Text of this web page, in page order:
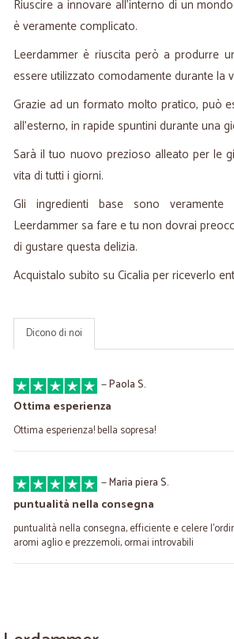
Riuscire a innovare all'interno di un
è veramente complicato.
Leerdammer è riuscita però a produrre
essere utilizzato comodamente durante la
Grazie ad un formato molto pratico, può
all'esterno, in rapide spuntini durante una
Sarà il tuo nuovo prezioso alleato per le
vita di tutti i giorni.
Gli ingredienti base sono
Leerdammer sa fare e tu non dovrai
di gustare questa delizia.
Acquistalo subito su Cicalia per riceverlo
Dicono di noi
—Paola S.
Ottima esperienza
Ottima esperienza! bella sopresa!
—Maria piera S.
puntualità nella consegna
puntualità nella consegna, efficiente e celere
aromi aglio e prezzemoli, ormai introvabili